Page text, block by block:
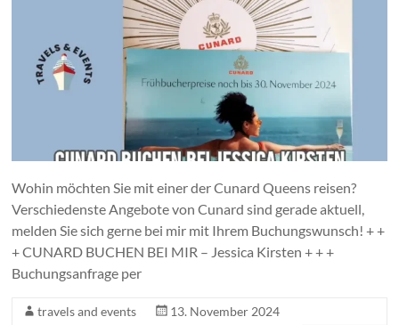
Wohin möchten Sie mit einer der Cunard Queens reisen?
Verschiedenste Angebote von Cunard sind gerade aktuell,
melden Sie sich gerne bei mir mit Ihrem Buchungswunsch! + +
+ CUNARD BUCHEN BEI MIR – Jessica Kirsten + + +
Buchungsanfrage per
travels and events
13. November 2024